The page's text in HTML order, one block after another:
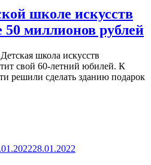
школе искусств
миллионов рублей
школа искусств
свой 60-летний юбилей. К
решили сделать зданию подарок
28.01.2022